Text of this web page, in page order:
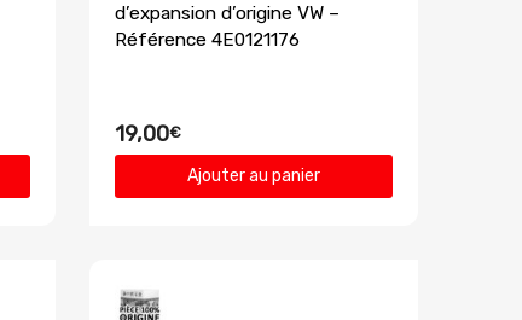
d’expansion d’origine VW –
Référence 4E0121176
19,00€
Ajouter au panier